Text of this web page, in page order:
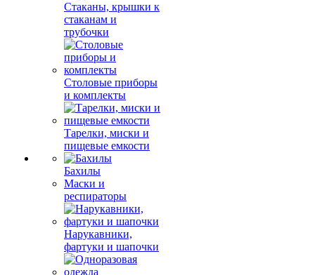
Стаканы, крышки к
стаканам и
трубочки
Столовые приборы
и комплекты
Тарелки, миски и
пищевые емкости
Бахилы
Маски и
респираторы
Нарукавники,
фартуки и шапочки